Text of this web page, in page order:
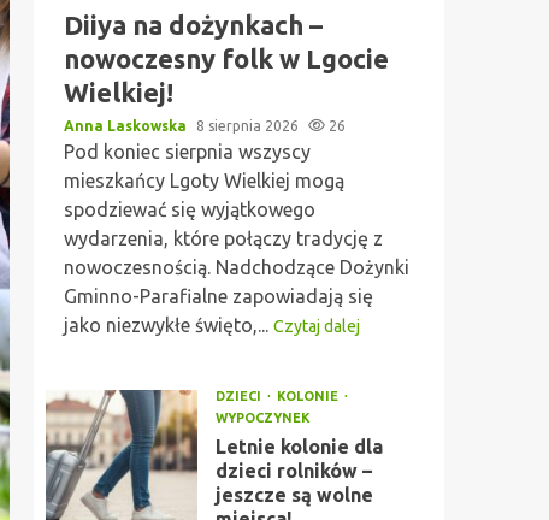
Diiya na dożynkach –
nowoczesny folk w Lgocie
Wielkiej!
Anna Laskowska 8 sierpnia 2026 26
Pod koniec sierpnia wszyscy
mieszkańcy Lgoty Wielkiej mogą
spodziewać się wyjątkowego
wydarzenia, które połączy tradycję z
nowoczesnością. Nadchodzące Dożynki
Gminno-Parafialne zapowiadają się
jako niezwykłe święto,... Czytaj dalej
DZIECI
KOLONIE
WYPOCZYNEK
Letnie kolonie dla
dzieci rolników –
jeszcze są wolne